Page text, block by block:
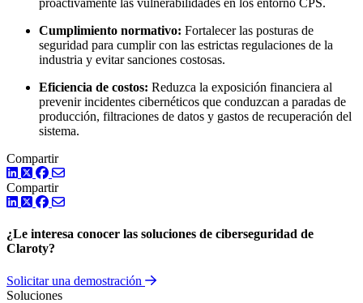
proactivamente las vulnerabilidades en los entorno CPS.
Cumplimiento normativo: Fortalecer las posturas de
seguridad para cumplir con las estrictas regulaciones de la
industria y evitar sanciones costosas.
Eficiencia de costos: Reduzca la exposición financiera al
prevenir incidentes cibernéticos que conduzcan a paradas de
producción, filtraciones de datos y gastos de recuperación del
sistema.
Compartir
LinkedIn
TwitterFacebook
Compartir
LinkedIn
TwitterFacebook
¿Le interesa conocer las soluciones de ciberseguridad de
Claroty?
Solicitar una demostración
Soluciones